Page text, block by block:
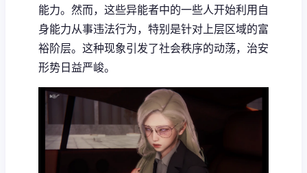
能力。然而，这些异能者中的一些人开始利用自
身能力从事违法行为，特别是针对上层区域的富
裕阶层。这种现象引发了社会秩序的动荡，治安
形势日益严峻。